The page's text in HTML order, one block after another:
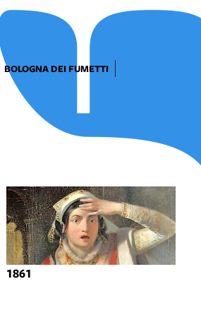
BOLOGNA DEI FUMETTI
1861